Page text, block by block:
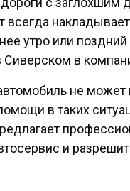
всегда
утро или
Сиверском в
не может
в таких
и